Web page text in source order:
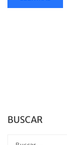
MORE
FAMILIA.
BUSCAR